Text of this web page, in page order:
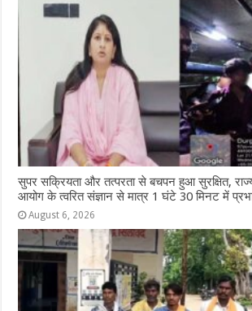
सुपर सक्रियता और तत्परता से बचपन हुआ सुरक्षित,
आयोग के त्वरित संज्ञान से मात्र 1 घंटे 30 मिनट में
August 6, 2026